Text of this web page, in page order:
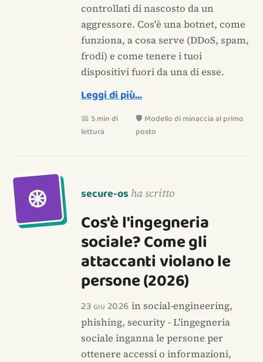
controllati di nascosto da un
aggressore. Cos'è una botnet, come
funziona, a cosa serve (DDoS, spam,
frodi) e come tenere i tuoi
dispositivi fuori da una di esse.
Leggi di più…
📅 5 min di
lettura
🛡️ Modello di minaccia al primo
posto
secure-os ha scritto
Cos'è l'ingegneria
sociale? Come gli
attaccanti violano le
persone (2026)
23 giu 2026 in social-engineering,
phishing, security - L'ingegneria
sociale inganna le persone per
ottenere accessi o informazioni,